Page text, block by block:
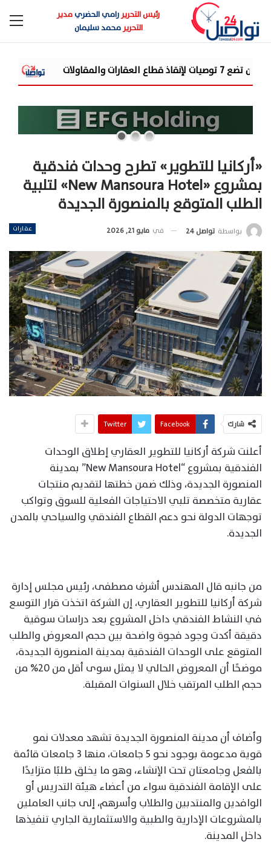
رئيس التحريررامي الحضريمدير
التحريرمحمد سليمان
«مرصد الذهب»: أسعار الذهب ترتفع 8% بالأسواق العالمية خلال الأسبوع..
«أركانيا للتطوير» تطرح وحدات فندقية
بمشروع «New Mansoura Hotel» لتلبية
الطلب المتوقع بالمنصورة الجديدة
عقارات بواسطة تواصل 24 في مايو 21, 2026
شارك Facebook
Twitter
أعلنت شركة أركانيا للتطوير العقاري إطلاق الوحدات
الفندقية بمشروع “New Mansoura Hotel” بمدينة
المنصورة الجديدة، وذلك ضمن خطتها لتقديم منتجات
عقارية متخصصة تلبي الاحتياجات الفعلية للسوق وتواكب
توجهات الدولة نحو دعم القطاع الفندقي والسياحي بالمدن
الجديدة.
من جانبه قال المهندس أشرف مصطفى، رئيس مجلس إدارة
شركة أركانيا للتطوير العقاري، إن الشركة اتخذت قرار التوسع
في النشاط الفندقي داخل المشروع بعد دراسات سوقية
دقيقة أكدت وجود فجوة واضحة بين حجم المعروض والطلب
المتوقع على الوحدات الفندقية بمدينة المنصورة الجديدة،
موضحًا أن المعروض الحالي لا يمثل سوى أقل من 20% من
حجم الطلب المرتقب خلال السنوات المقبلة.
وأضاف أن مدينة المنصورة الجديدة تشهد معدلات نمو
قوية مدعومة بوجود نحو 5 جامعات، منها 3 جامعات قائمة
بالفعل وجامعتان تحت الإنشاء، وهو ما يخلق طلبًا متزايدًا
على الإقامة الفندقية سواء من أعضاء هيئة التدريس أو
الوافدين والمنتدبين والطلاب وأسرهم، إلى جانب العاملين
بالمشروعات الإدارية والطبية والاستثمارية الجاري تنفيذها
داخل المدينة.